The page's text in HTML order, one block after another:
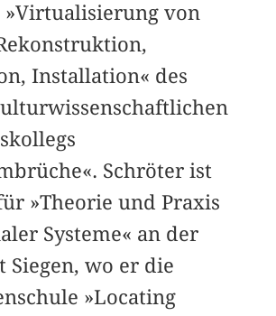
von
Installation« des
Schröter ist
»Theorie und Praxis
Systeme« an der
Siegen, wo er die
»Locating